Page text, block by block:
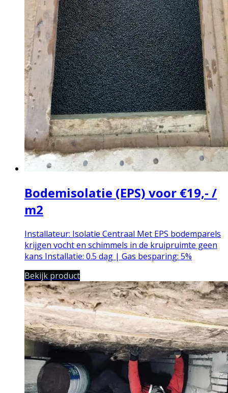
Bodemisolatie (EPS) voor €19,- /
m2
Installateur: Isolatie Centraal Met EPS bodemparels
krijgen vocht en schimmels in de kruipruimte geen
kans Installatie: 0.5 dag | Gas besparing: 5%
Bekijk product